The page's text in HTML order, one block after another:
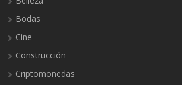
Bodas
Cine
Construcción
Criptomonedas